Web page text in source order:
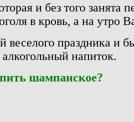
и без того занята
в кровь, а на утро
веселого праздника
напиток.
шампанское?